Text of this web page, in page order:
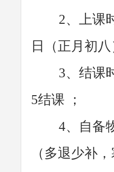
2、上课时
日（正月初
3、结课时
5结课 ；
4、自备物
（多退少补